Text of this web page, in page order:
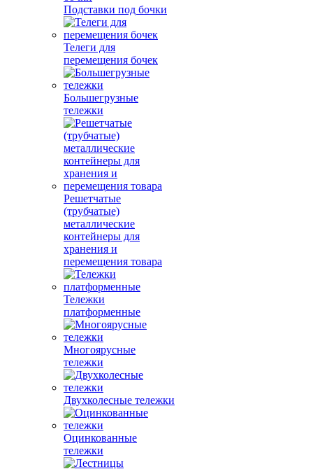
Подставки под бочки
Телеги для
перемещения бочек
Большегрузные
тележки
Решетчатые
(трубчатые)
металлические
контейнеры для
хранения и
перемещения товара
Тележки
платформенные
Многоярусные
тележки
Двухколесные тележки
Оцинкованные
тележки